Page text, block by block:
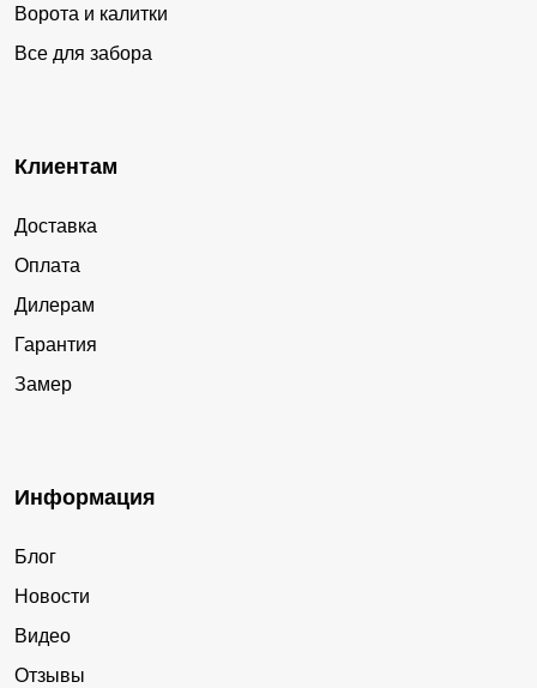
Ворота и калитки
Все для забора
Клиентам
Доставка
Оплата
Дилерам
Гарантия
Замер
Информация
Блог
Новости
Видео
Отзывы